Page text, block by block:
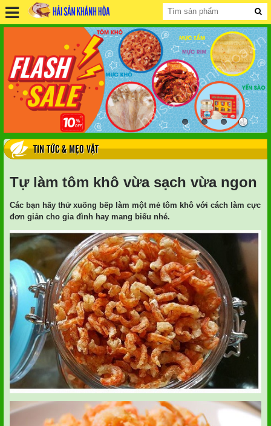
TIN TỨC & MẸO VẶT
Tự làm tôm khô vừa sạch vừa ngon
Các bạn hãy thử xuống bếp làm một mẻ tôm khô với cách làm cực
đơn giản cho gia đình hay mang biếu nhé.